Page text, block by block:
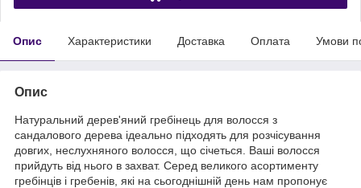
Опис Характеристики Доставка Оплата Умови
Опис
Натуральний дерев'яний гребінець для волосся з
сандалового дерева ідеально підходять для розчісування
довгих, неслухняного волосся, що січеться. Ваші волосся
прийдуть від нього в захват. Серед великого асортименту
гребінців і гребенів, які на сьогоднішній день нам пропонує